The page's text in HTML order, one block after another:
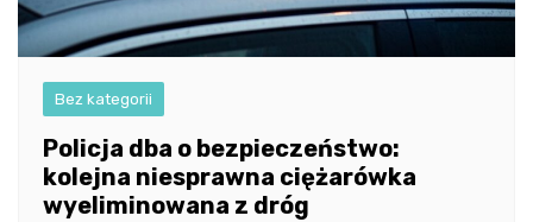
Bez kategorii
Policja dba o bezpieczeństwo:
kolejna niesprawna ciężarówka
wyeliminowana z dróg